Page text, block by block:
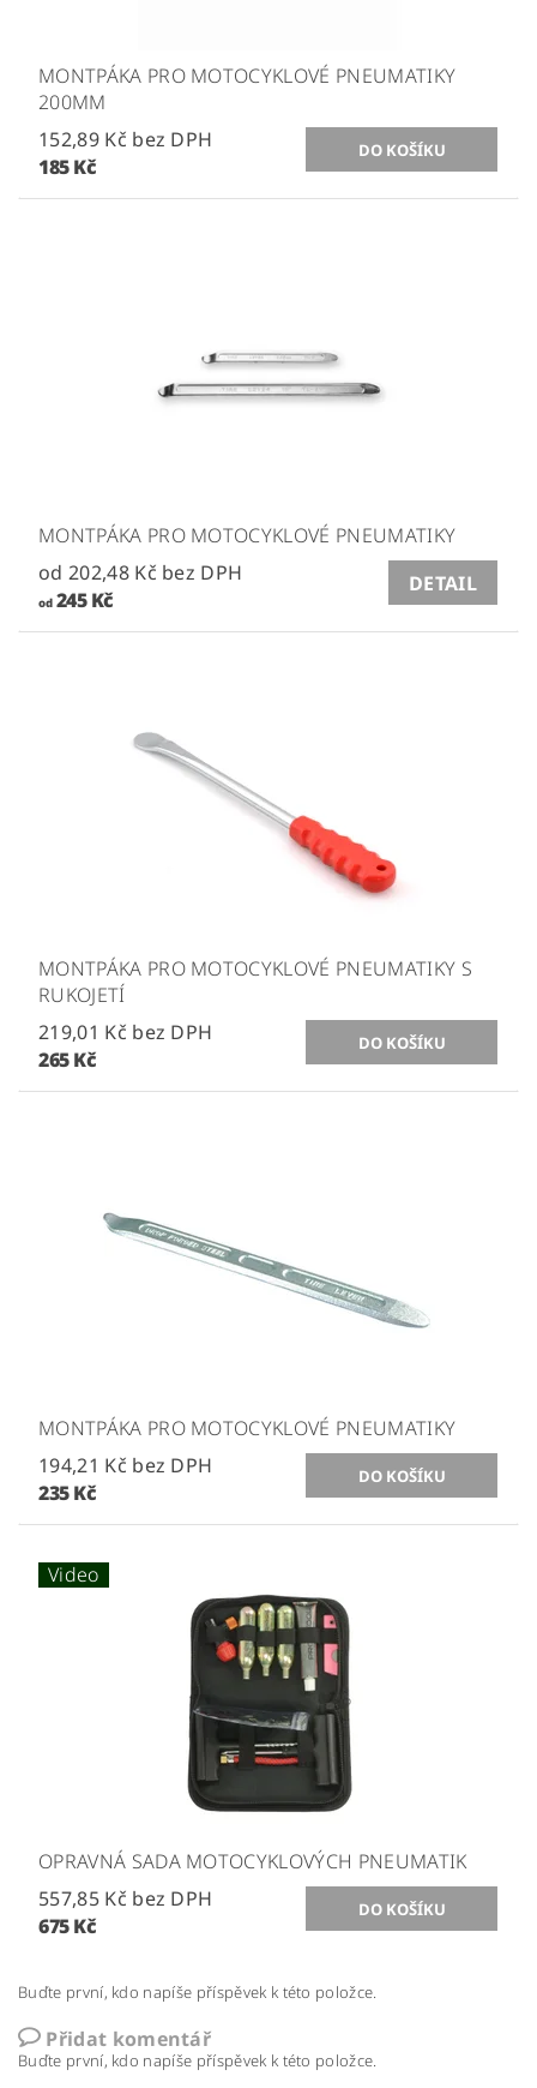
MONTPÁKA PRO MOTOCYKLOVÉ PNEUMATIKY
200MM
152,89 Kč bez DPH
185 Kč
MONTPÁKA PRO MOTOCYKLOVÉ PNEUMATIKY
od 202,48 Kč bez DPH
od245 Kč
DETAIL
MONTPÁKA PRO MOTOCYKLOVÉ PNEUMATIKY S
RUKOJETÍ
219,01 Kč bez DPH
265 Kč
MONTPÁKA PRO MOTOCYKLOVÉ PNEUMATIKY
194,21 Kč bez DPH
235 Kč
Video
OPRAVNÁ SADA MOTOCYKLOVÝCH PNEUMATIK
557,85 Kč bez DPH
675 Kč
Buďte první, kdo napíše příspěvek k této položce.
Přidat komentář
Buďte první, kdo napíše příspěvek k této položce.